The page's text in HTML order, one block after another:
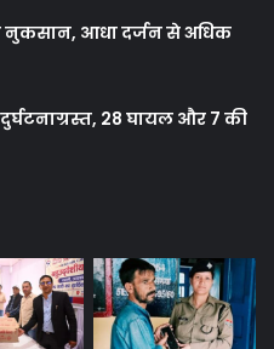
नुकसान, आधा दर्जन से अधिक
दुर्घटनाग्रस्त, 28 घायल और 7 की